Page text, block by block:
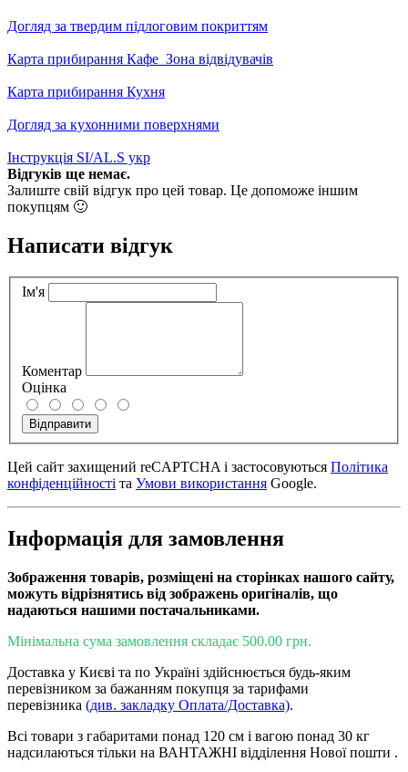
Догляд за твердим підлоговим покриттям
Карта прибирання Кафе_Зона відвідувачів
Карта прибирання Кухня
Догляд за кухонними поверхнями
Інструкція SI/AL.S укр
Відгуків ще немає.
Залиште свій відгук про цей товар. Це допоможе іншим
покупцям 🙂
Написати відгук
Ім'я
Коментар
Оцінка
Відправити
Цей сайт захищений reCAPTCHA і застосовуються Політика
конфіденційності та Умови використання Google.
Інформація для замовлення
Зображення товарів, розміщені на сторінках нашого сайту,
можуть відрізнятись від зображень оригіналів, що
надаються нашими постачальниками.
Мінімальна сума замовлення складає 500.00 грн.
Доставка у Києві та по Україні здійснюється будь-яким
перевізником за бажанням покупця за тарифами
перевізника (див. закладку Оплата/Доставка).
Всі товари з габаритами понад 120 см і вагою понад 30 кг
надсилаються тільки на ВАНТАЖНІ відділення Нової пошти .